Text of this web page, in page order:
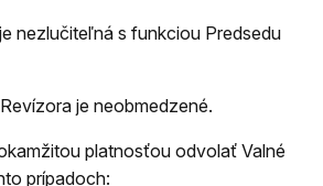
nezlučiteľná s funkciou Predsedu
je neobmedzené.
platnosťou odvolať Valné
prípadoch: